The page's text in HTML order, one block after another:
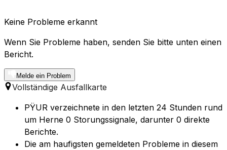
Keine Probleme erkannt
Wenn Sie Probleme haben, senden Sie bitte unten einen
Bericht.
Melde ein Problem
Vollständige Ausfallkarte
PŸUR verzeichnete in den letzten 24 Stunden rund
um Herne 0 Storungssignale, darunter 0 direkte
Berichte.
Die am haufigsten gemeldeten Probleme in diesem